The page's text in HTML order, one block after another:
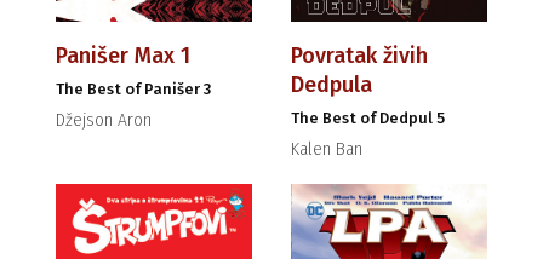
Panišer Max 1
The Best of Panišer 3
Džejson Aron
Povratak živih
Dedpula
The Best of Dedpul 5
Kalen Ban